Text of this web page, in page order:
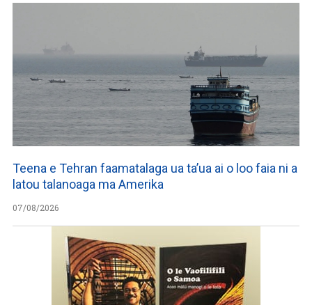
Teena e Tehran faamatalaga ua ta’ua ai o loo faia ni a
latou talanoaga ma Amerika
07/08/2026